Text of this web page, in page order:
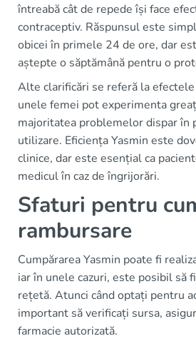
întreabă cât de repede își face
contraceptiv. Răspunsul este
obicei în primele 24 de ore, dar
aștepte o săptămână pentru o
Alte clarificări se referă la
unele femei pot experimenta
majoritatea problemelor dispar în
utilizare. Eficiența Yasmin este
clinice, dar este esențial ca
medicul în caz de îngrijorări.
Sfaturi pentru
rambursare
Cumpărarea Yasmin poate fi
iar în unele cazuri, este posibil să
rețetă. Atunci când optați pentru
important să verificați sursa,
farmacie autorizată.